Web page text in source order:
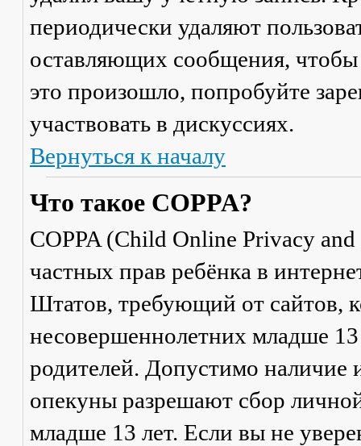
периодически удаляют
оставляющих сообщения,
это произошло, попробуйте
участвовать в дискуссиях.
Вернуться к началу
Что такое COPPA?
COPPA (Child Online Privacy
частных прав ребёнка в
Штатов, требующий от сайтов,
несовершеннолетних младше 13
родителей. Допустимо наличие
опекуны разрешают сбор
младше 13 лет. Если вы не